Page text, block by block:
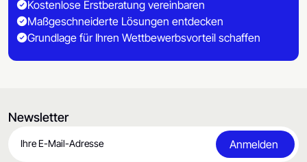
Kostenlose Erstberatung vereinbaren
Maßgeschneiderte Lösungen entdecken
Grundlage für Ihren Wettbewerbsvorteil schaffen
Newsletter